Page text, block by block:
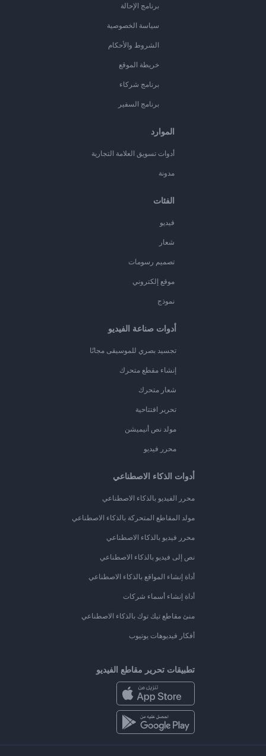
برنامج الإحالة
سياسة الخصوصية
الشروط والأحكام
خريطة الموقع
برنامج شركاء
برنامج السفير
الموارد
أدوات تسويق العلامة التجارية
مدونة
الفئات
فيديو
شعار
تصميم رسومات
موقع إلكتروني
نموذج
أدوات صناعة الفيديو
تجسيد بصري للموسيقى مجانًا
إنشاء مقطع متحرك
شعار متحرك
تحرير افتتاحية
مولد نص أنيميشن
محرر فيديو
أدوات الذكاء الاصطناعي
محرر الفيديو بالذكاء الاصطناعي
مولد المقاطع المتحركة بالذكاء الاصطناعي
محرر فيديو بالذكاء الاصطناعي
نص إلى فيديو بالذكاء الاصطناعي
أداة إنشاء المواقع بالذكاء الاصطناعي
أداة إنشاء أسماء شركات
منئ مقاطع تيك توك بالذكاء الاصطناعي
أفكار فيديوهات يوتيوب
تطبيقات تحرير مقاطع الفيديو